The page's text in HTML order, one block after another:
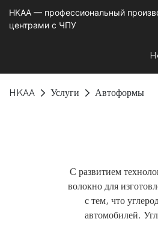
HKAA — профессиональный
центрами с ЧПУ
HKAA Услуги Автоформы
С развитием
волокно для
с тем, что
автомобилей.